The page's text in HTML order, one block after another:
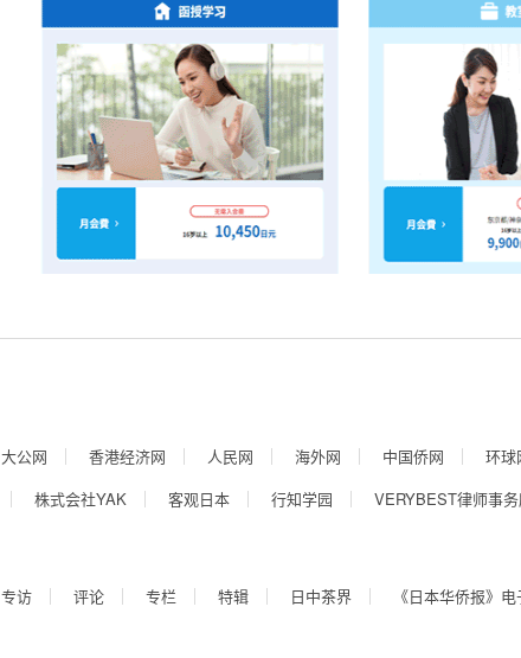
大公网 香港经济网 人民网 海外网 中国侨网 环球
株式会社YAK 客观日本 行知学园 VERYBEST律师事
专访 评论 专栏 特辑 日中茶界 《日本华侨报》